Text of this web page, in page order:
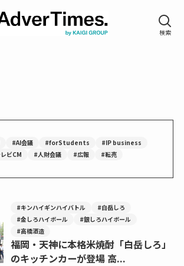
#AI会議 #forStudents
#IP business
ビCM
#人財会議 #広報 #転売
#キンハイギンハイバトル
#白岳しろ
#金しろハイボール
#銀しろハイボール
#高橋酒造
福岡・天神に本格米焼酎「白岳しろ」
のキッチンカーが登場 高...